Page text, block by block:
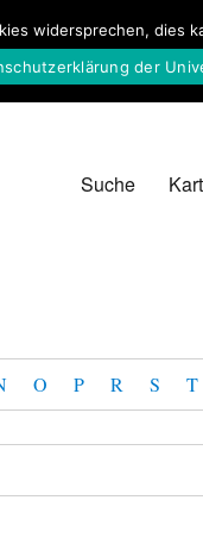
Suche
O P R S T
widersprechen, dies
der